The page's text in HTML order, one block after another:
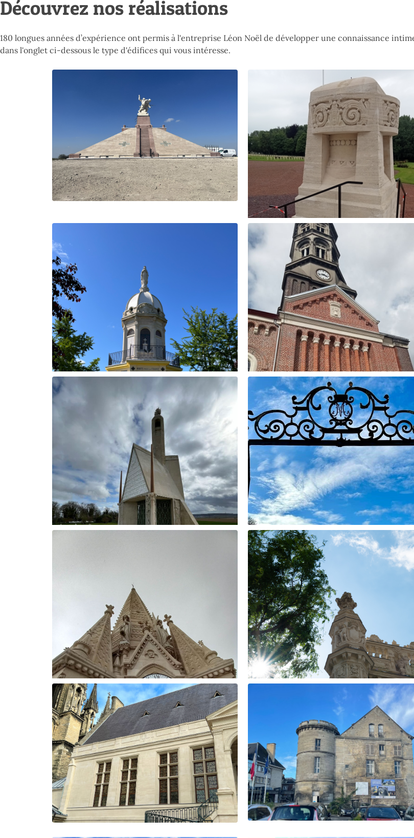
Découvrez nos réalisations
180 longues années d’expérience ont permis à l'entreprise Léon Noël de développer une connaissance
dans l'onglet ci-dessous le type d'édifices qui vous intéresse.